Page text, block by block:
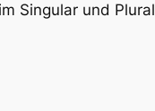
Singular und Plural